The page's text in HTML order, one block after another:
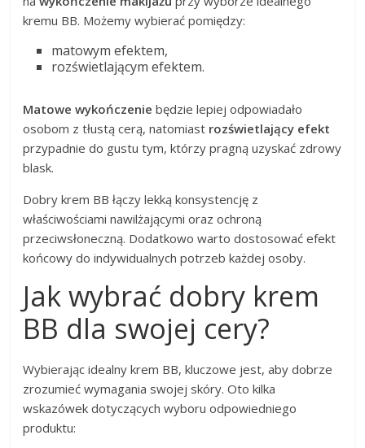
kremu BB. Możemy wybierać pomiędzy:
matowym efektem,
rozświetlającym efektem.
Matowe wykończenie będzie lepiej odpowiadało
osobom z tłustą cerą, natomiast rozświetlający efekt
przypadnie do gustu tym, którzy pragną uzyskać zdrowy
blask.
Dobry krem BB łączy lekką konsystencję z
właściwościami nawilżającymi oraz ochroną
przeciwsłoneczną. Dodatkowo warto dostosować efekt
końcowy do indywidualnych potrzeb każdej osoby.
Jak wybrać dobry krem
BB dla swojej cery?
Wybierając idealny krem BB, kluczowe jest, aby dobrze
zrozumieć wymagania swojej skóry. Oto kilka
wskazówek dotyczących wyboru odpowiedniego
produktu: